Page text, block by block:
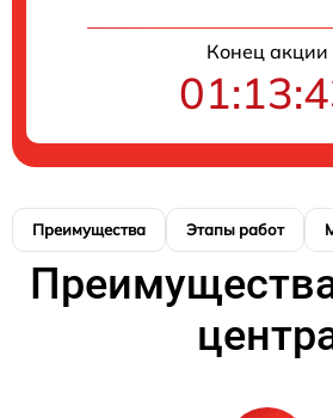
Конец акции
Преимущества Этапы работ